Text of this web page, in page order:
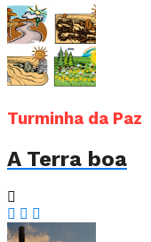
Turminha da Paz
A Terra boa